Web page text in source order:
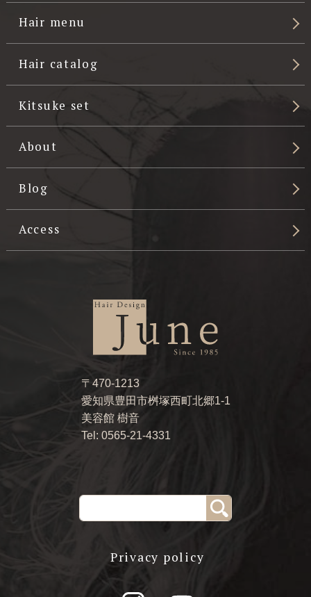
Hair menu
Hair catalog
Kitsuke set
About
Blog
Access
〒470-1213
愛知県豊田市桝塚西町北郷1-1
美容館 樹音
Tel: 0565-21-4331
Privacy policy